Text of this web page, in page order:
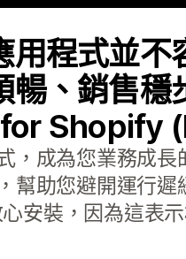
用程式並
暢、銷售
Shopify
，成為您業務成
幫助您避開運行
安裝，因為這表